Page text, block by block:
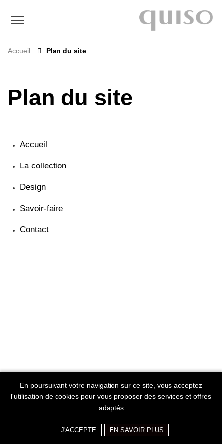
Accueil Plan du site
Plan du site
Accueil
La collection
Design
Savoir-faire
Contact
En poursuivant votre navigation sur ce site, vous acceptez
l'utilisation de cookies pour vous proposer des services et offres
adaptés
J'ACCEPTE EN SAVOIR PLUS